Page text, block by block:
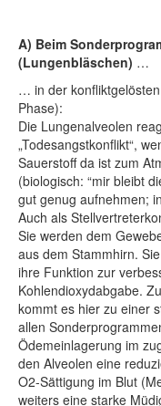
A) Beim
(Lungenbläschen) …
… in der
Phase):
Die Lungenalveolen
„Todesangstkonflikt“,
Sauerstoff da ist zum
(biologisch: “mir bleibt
gut genug aufnehmen;
Auch als
Sie werden dem
aus dem Stammhirn.
ihre Funktion zur
Kohlendioxydabgabe.
kommt es hier zu einer
allen
Ödemeinlagerung im
den Alveolen eine
O2-Sättigung im Blut
weiters eine starke